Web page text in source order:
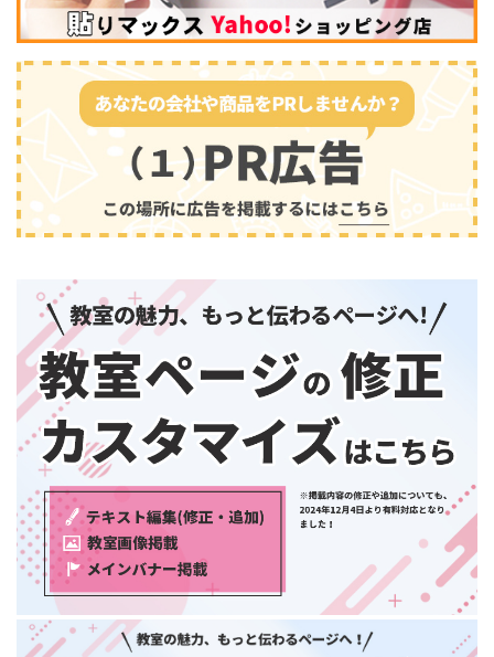
三重県
関西
滋賀県
京都府
大阪府
兵庫県
奈良県
和歌山県
中国・四国
岡山県
広島県
山口県
徳島県
香川県
愛媛県
高知県
九州・沖縄
福岡県
佐賀県
長崎県
熊本県
大分県
音楽 (2413)
芸術 (179)